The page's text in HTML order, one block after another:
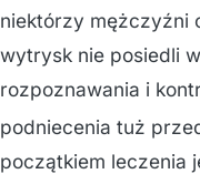
niektórzy mężczyźni
wytrysk nie posiedli
rozpoznawania i
podniecenia tuż
początkiem leczenia